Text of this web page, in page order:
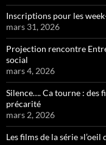
Inscriptions pour les
mars 31, 2026
Projection rencontre
social
mars 4, 2026
Silence…. Ca tourne : des
précarité
mars 2, 2026
Les films de la série »l’oeil